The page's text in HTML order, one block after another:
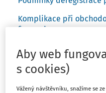
Komplikace při
firmami
Cenou za rozbití okovů
Jak vypočíst
Aby web
s cookies)
Vážený návštěvníku, snažíme se